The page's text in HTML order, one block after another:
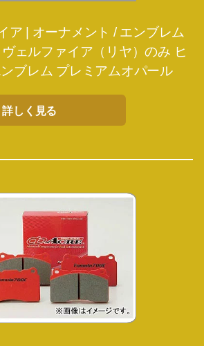
ア | オーナメント / エンブレム
ヴェルファイア（リヤ）のみ ヒ
ブレム プレミアムオパール
詳しく見る